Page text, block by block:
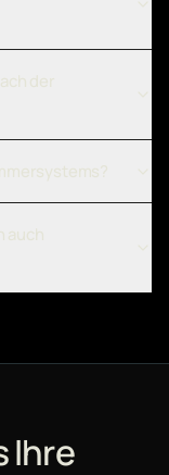
der
auch
Ihre